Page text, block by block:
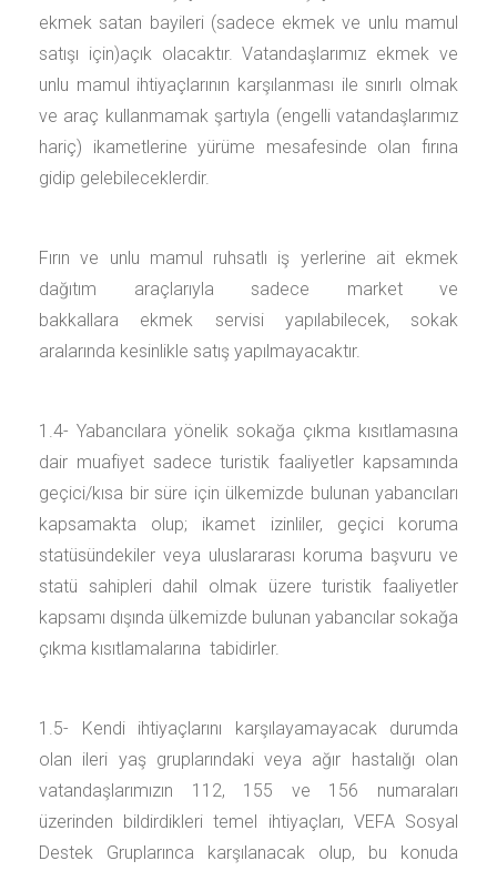
ekmek satan bayileri (sadece ekmek ve unlu mamul
satışı için)açık olacaktır. Vatandaşlarımız ekmek ve
unlu mamul ihtiyaçlarının karşılanması ile sınırlı olmak
ve araç kullanmamak şartıyla (engelli vatandaşlarımız
hariç) ikametlerine yürüme mesafesinde olan fırına
gidip gelebileceklerdir.
Fırın ve unlu mamul ruhsatlı iş yerlerine ait ekmek
dağıtım araçlarıyla sadece market ve
bakkallara ekmek servisi yapılabilecek, sokak
aralarında kesinlikle satış yapılmayacaktır.
1.4- Yabancılara yönelik sokağa çıkma kısıtlamasına
dair muafiyet sadece turistik faaliyetler kapsamında
geçici/kısa bir süre için ülkemizde bulunan yabancıları
kapsamakta olup; ikamet izinliler, geçici koruma
statüsündekiler veya uluslararası koruma başvuru ve
statü sahipleri dahil olmak üzere turistik faaliyetler
kapsamı dışında ülkemizde bulunan yabancılar sokağa
çıkma kısıtlamalarına tabidirler.
1.5- Kendi ihtiyaçlarını karşılayamayacak durumda
olan ileri yaş gruplarındaki veya ağır hastalığı olan
vatandaşlarımızın 112, 155 ve 156 numaraları
üzerinden bildirdikleri temel ihtiyaçları, VEFA Sosyal
Destek Gruplarınca karşılanacak olup, bu konuda